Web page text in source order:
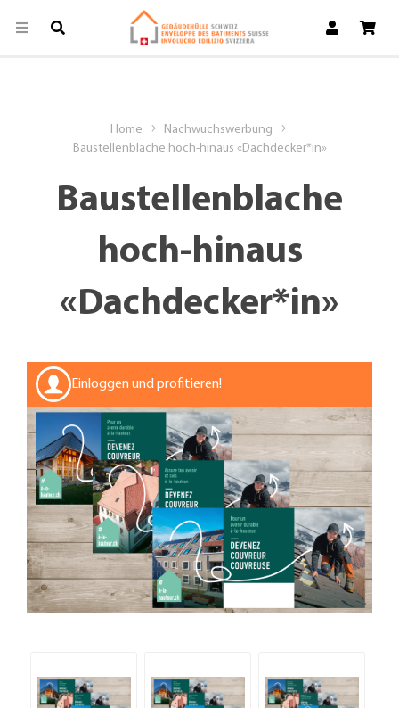
Home
Nachwuchswerbung
Baustellenblache hoch-hinaus «Dachdecker*in»
Baustellenblache
hoch-hinaus
«Dachdecker*in»
Einloggen und profitieren!